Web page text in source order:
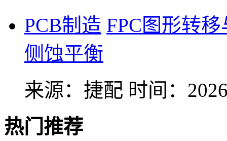
PCB制造 FPC图形转
侧蚀平衡
来源：捷配 时间：
热门推荐